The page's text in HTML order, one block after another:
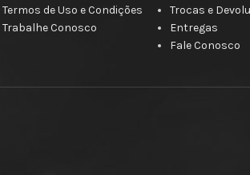
Termos de Uso e Condições
Trabalhe Conosco
Trocas e
Entregas
Fale Conosco